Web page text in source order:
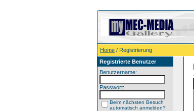
Home / Registrierung
Registrierte Benutzer
Benutzername:
Passwort:
Beim nächsten Besuch
automatisch anmelden?